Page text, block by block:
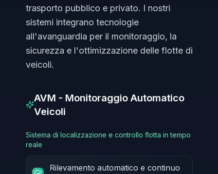
trasporto pubblico e privato. I nostri
sistemi integrano tecnologie
all'avanguardia per il monitoraggio, la
sicurezza e l'ottimizzazione delle flotte di
veicoli.
AVM - Monitoraggio Automatico
Veicoli
Sistema di localizzazione e controllo flotta in tempo
reale
Rilevamento automatico e continuo